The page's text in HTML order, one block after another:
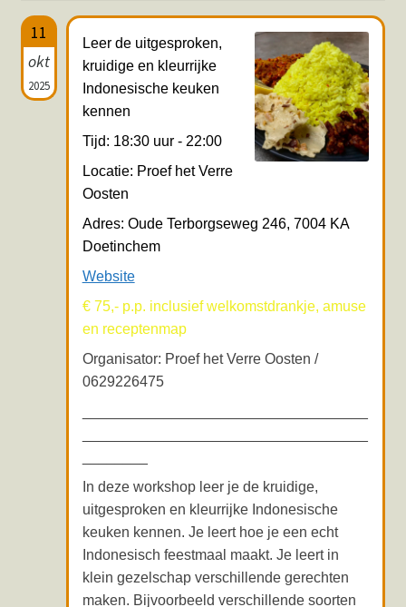
Hotspots en blogs
UIT-agenda
11
okt
2025
Leer de uitgesproken,
kruidige en kleurrijke
Indonesische keuken
kennen
Tijd: 18:30 uur - 22:00
Locatie: Proef het Verre
Oosten
Adres: Oude Terborgseweg 246, 7004 KA
Doetinchem
Website
€ 75,- p.p. inclusief welkomstdrankje, amuse
en receptenmap
Organisator: Proef het Verre Oosten /
0629226475
In deze workshop leer je de kruidige,
uitgesproken en kleurrijke Indonesische
keuken kennen. Je leert hoe je een echt
Indonesisch feestmaal maakt. Je leert in
klein gezelschap verschillende gerechten
maken. Bijvoorbeeld verschillende soorten